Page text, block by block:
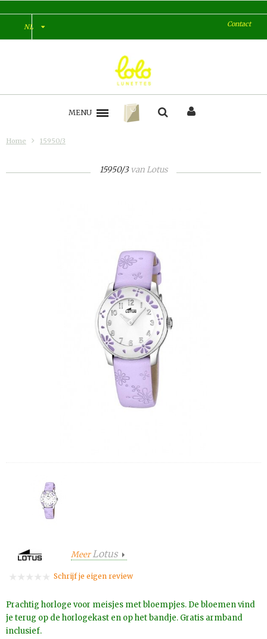
NL Contact
MENU
Home 15950/3
15950/3 vanLotus
Meer Lotus
Schrijf je eigen review
Prachtig horloge voor meisjes met bloempjes. De bloemen vind
je terug op de horlogekast en op het bandje. Gratis armband
inclusief.